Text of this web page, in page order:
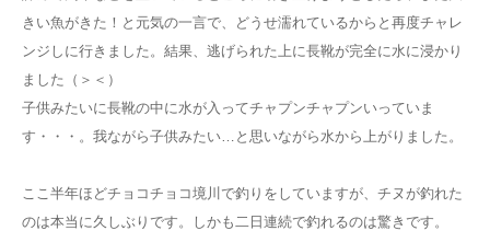
きい魚がきた！と元気の一言で、どうせ濡れているからと再度チャレ
ンジしに行きました。結果、逃げられた上に長靴が完全に水に浸かり
ました（＞＜）
子供みたいに長靴の中に水が入ってチャプンチャプンいっていま
す・・・。我ながら子供みたい…と思いながら水から上がりました。
ここ半年ほどチョコチョコ境川で釣りをしていますが、チヌが釣れた
のは本当に久しぶりです。しかも二日連続で釣れるのは驚きです。